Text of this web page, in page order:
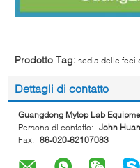
Prodotto Tag: sedia delle feci
Dettagli di contatto
Guangdong Mytop Lab
Persona di contatto: John
Fax: 86-020-62107083